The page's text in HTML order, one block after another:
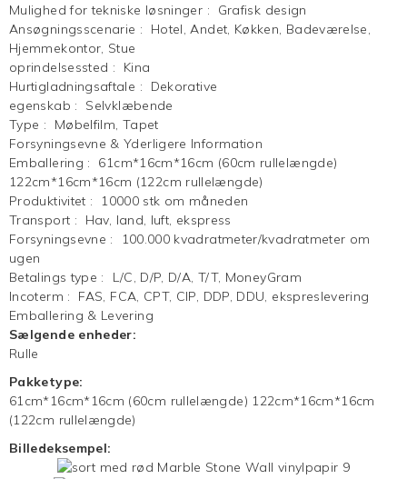
Mulighed for tekniske løsninger :
Grafisk design
Ansøgningsscenarie :
Hotel, Andet, Køkken, Badeværelse,
Hjemmekontor, Stue
oprindelsessted :
Kina
Hurtigladningsaftale :
Dekorative
egenskab :
Selvklæbende
Type :
Møbelfilm, Tapet
Forsyningsevne & Yderligere Information
Emballering :
61cm*16cm*16cm (60cm rullelængde)
122cm*16cm*16cm (122cm rullelængde)
Produktivitet :
10000 stk om måneden
Transport :
Hav, land, luft, ekspress
Forsyningsevne :
100.000 kvadratmeter/kvadratmeter om
ugen
Betalings type :
L/C, D/P, D/A, T/T, MoneyGram
Incoterm :
FAS, FCA, CPT, CIP, DDP, DDU, ekspreslevering
Emballering & Levering
Sælgende enheder:
Rulle
Pakketype:
61cm*16cm*16cm (60cm rullelængde) 122cm*16cm*16cm
(122cm rullelængde)
Billedeksempel: